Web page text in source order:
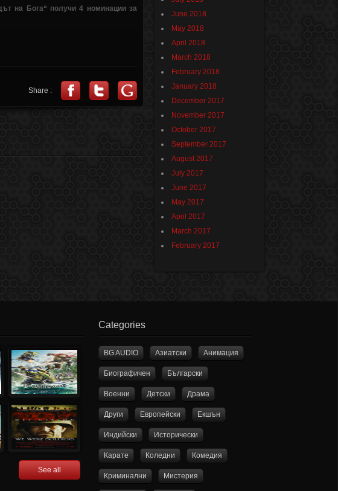
на Бога“ получи 4 номинации за
Share :
June 2018
May 2018
April 2018
March 2018
February 2018
January 2018
December 2017
November 2017
October 2017
September 2017
August 2017
July 2017
June 2017
May 2017
April 2017
March 2017
February 2017
See all
Categories
BG AUDIO Азиатски Анимация
Биографичен Български
Военни Детски Драма
Други Европейски Екшън
Индийски Исторически
Карате Коледни Комедия
Криминални Мистерия